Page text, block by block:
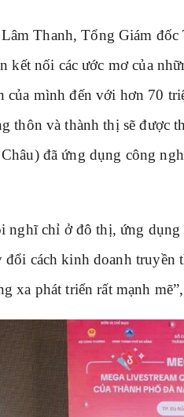
Thanh, Tổng Giám
kết nối các ước mơ của
của mình đến với hơn 70
thôn và thành thị sẽ được
đã ứng dụng công
nghĩ chỉ ở đô thị, ứng
đổi cách kinh doanh
xa phát triển rất mạnh